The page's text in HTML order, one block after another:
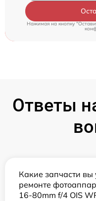
Нажимая на кнопку
Ответы
Какие запчасти вы
ремонте
16-80mm f/4 OIS